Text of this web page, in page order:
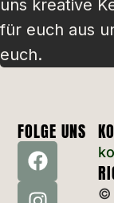
uns kreative
für euch aus
euch.
FOLGE UNS
©